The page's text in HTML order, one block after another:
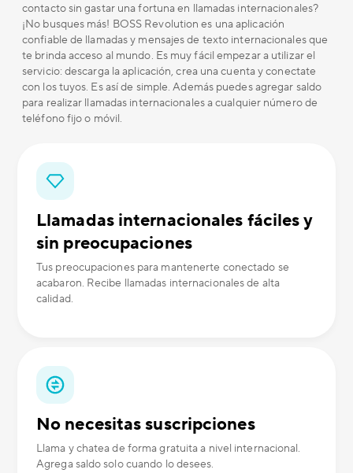
contacto sin gastar una fortuna en llamadas internacionales?
¡No busques más! BOSS Revolution es una aplicación
confiable de llamadas y mensajes de texto internacionales que
te brinda acceso al mundo. Es muy fácil empezar a utilizar el
servicio: descarga la aplicación, crea una cuenta y conectate
con los tuyos. Es así de simple. Además puedes agregar saldo
para realizar llamadas internacionales a cualquier número de
teléfono fijo o móvil.
Llamadas internacionales fáciles y
sin preocupaciones
Tus preocupaciones para mantenerte conectado se
acabaron. Recibe llamadas internacionales de alta
calidad.
No necesitas suscripciones
Llama y chatea de forma gratuita a nivel internacional.
Agrega saldo solo cuando lo desees.